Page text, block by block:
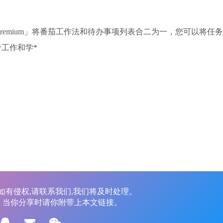
」将番茄工作法和待办事项列表合二为一，您可以将任
作和学*
有侵权,请联系我们,我们将及时处理。
你分享时请你附带上本文链接。